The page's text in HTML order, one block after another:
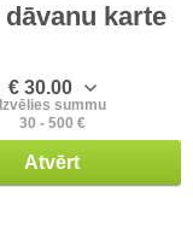
karte
€ 30.00
Izvēlies summu
30 - 500 €
Atvērt